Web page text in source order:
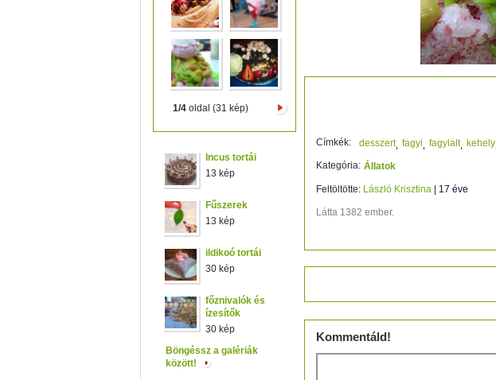
1/4oldal (31 kép)
Incus tortái
13 kép
Fűszerek
13 kép
ildikoó tortái
30 kép
főznivalók és
ízesítők
30 kép
Böngéssz a galériák
között!
Címkék: desszert fagyi fagylalt kehely
Kategória: Állatok
Feltöltötte: László Krisztina 17 éve
Látta 1382 ember.
Kommentáld!